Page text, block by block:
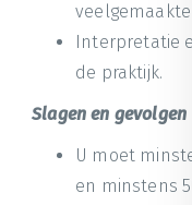
veelgemaakte
Interpretatie
de praktijk.
Slagen en gevolgen
U moet
en minstens